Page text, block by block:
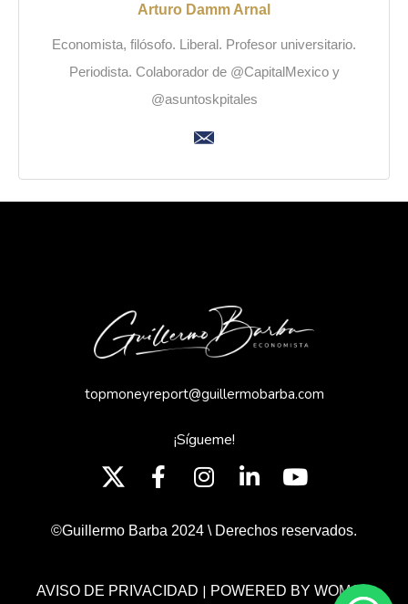
Arturo Damm Arnal
Economista, filósofo. Liberal. Profesor universitario.
Periodista. Colaborador de @CapitalMexico y
@asuntoskpitales
topmoneyreport@guillermobarba.com
¡Sígueme!
©Guillermo Barba 2024 \ Derechos reservados.
AVISO DE PRIVACIDAD | POWERED BY WOMGP